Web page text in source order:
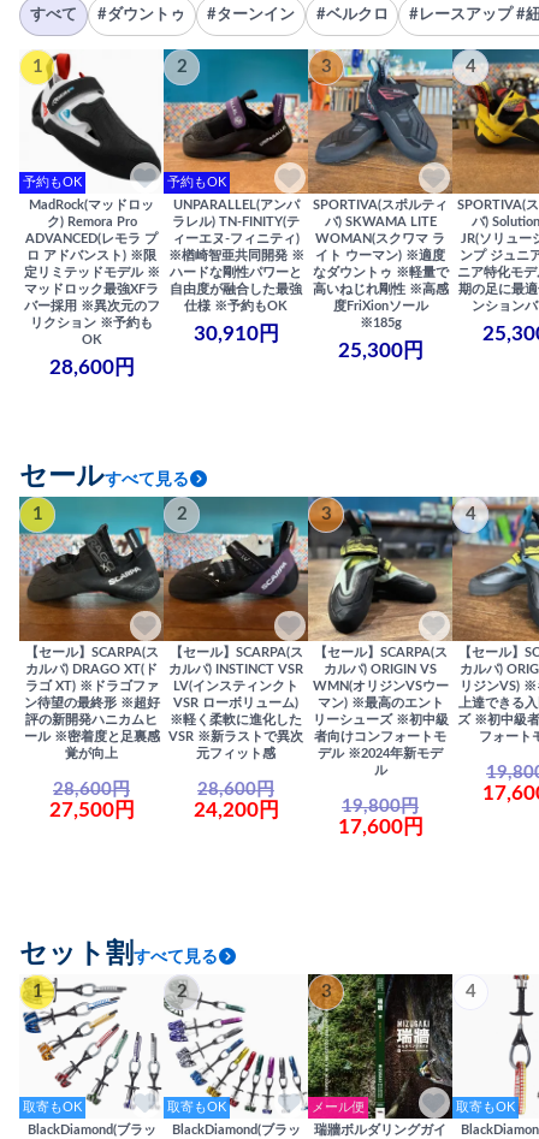
すべて #ダウントゥ #ターンイン #ベルクロ #レースアップ #
1
予約もOK
MadRock(マッドロッ
ク) Remora Pro
ADVANCED(レモラ プ
ロ アドバンスト) ※限
定リミテッドモデル ※
マッドロック最強XFラ
バー採用 ※異次元のフ
リクション ※予約も
OK
28,600円
2
予約もOK
UNPARALLEL(アンパ
ラレル) TN-FINITY(テ
ィーエヌ-フィニティ)
※楢崎智亜共同開発 ※
ハードな剛性パワーと
自由度が融合した最強
仕様 ※予約もOK
30,910円
3
SPORTIVA(スポルティ
バ) SKWAMA LITE
WOMAN(スクワマ ラ
イト ウーマン) ※適度
なダウントゥ ※軽量で
高いねじれ剛性 ※高感
度FriXionソール
※185g
25,300円
4
SPORTIVA(
バ)
JR(ソリュー
ンプ ジュニ
ニア特化モ
期の足に最
ンション
セールすべて見る
1
【セール】SCARPA(ス
カルパ) DRAGO XT(ド
ラゴ XT) ※ドラゴファ
ン待望の最終形 ※超好
評の新開発ハニカムヒ
ール ※密着度と足裏感
覚が向上
28,600円
27,500円
2
【セール】SCARPA(ス
カルパ) INSTINCT VSR
LV(インスティンクト
VSR ローボリューム)
※軽く柔軟に進化した
VSR ※新ラストで異次
元フィット感
28,600円
24,200円
3
【セール】SCARPA(ス
カルパ) ORIGIN VS
WMN(オリジンVSウー
マン) ※最高のエント
リーシューズ ※初中級
者向けコンフォートモ
デル ※2024年新モデ
ル
19,800円
17,600円
4
【セール】
カルパ)
リジンVS) ※
上達できる
ズ ※初中級
フォート
セット割 すべて見る
1
取寄もOK
BlackDiamond(ブラッ
2
取寄もOK
BlackDiamond(ブラッ
3
メール便
瑞牆ボルダリングガイ
4
取寄もOK